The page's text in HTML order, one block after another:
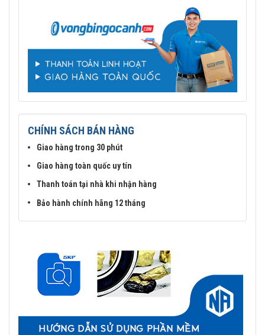
CHÍNH SÁCH BÁN HÀNG
Giao hàng trong 30 phút
Giao hàng toàn quốc uy tín
Thanh toán tại nhà khi nhận hàng
Bảo hành chính hãng 12 tháng